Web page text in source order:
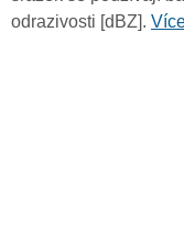
odrazivosti [dBZ].